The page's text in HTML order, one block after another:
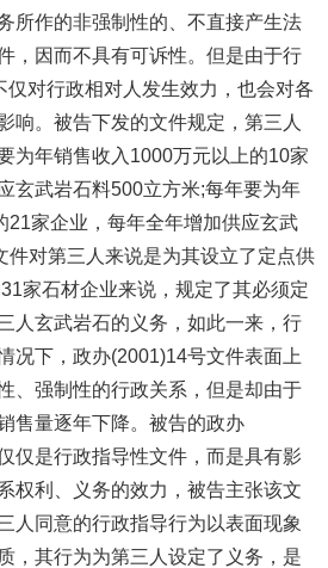
所作的非强制性的、不直接产生法
，因而不具有可诉性。但是由于行
仅对行政相对人发生效力，也会对各
响。被告下发的文件规定，第三人
为年销售收入1000万元以上的10家
玄武岩石料500立方米;每年要为年
21家企业，每年全年增加供应玄武
件对第三人来说是为其设立了定点供
家石材企业来说，规定了其必须定
人玄武岩石的义务，如此一来，行
况下，政办(2001)14号文件表面上
、强制性的行政关系，但是却由于
售量逐年下降。被告的政办
仅是行政指导性文件，而是具有影
权利、义务的效力，被告主张该文
人同意的行政指导行为以表面现象
，其行为为第三人设定了义务，是